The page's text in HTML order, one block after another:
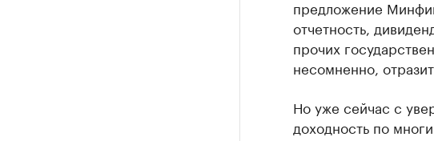
предложение
отчетность,
прочих
несомненно,
Но уже сейчас с
доходность по